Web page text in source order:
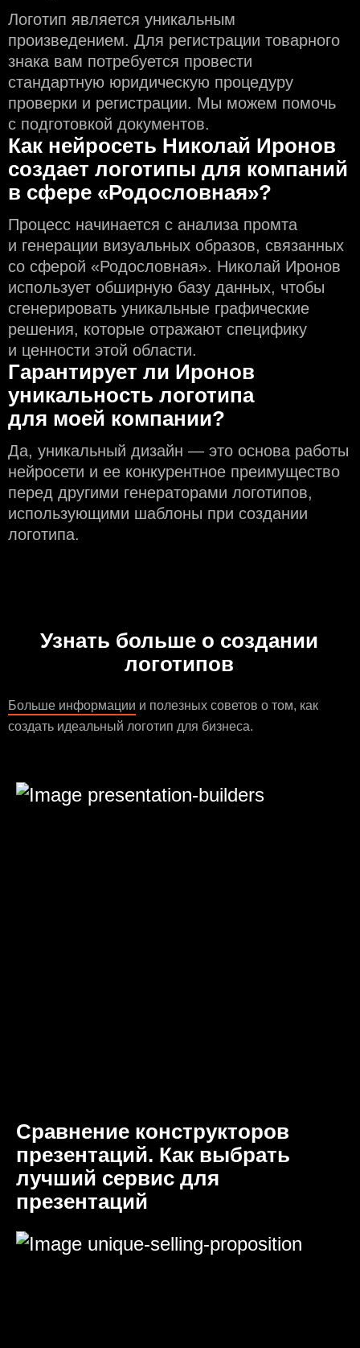
Логотип является уникальным
произведением. Для регистрации товарного
знака вам потребуется провести
стандартную юридическую процедуру
проверки и регистрации. Мы можем помочь
с подготовкой документов.
Как нейросеть Николай Иронов
создаeт логотипы для компаний
в сфере «Родословная»?
Процесс начинается с анализа промта
и генерации визуальных образов, связанных
со сферой «Родословная». Николай Иронов
использует обширную базу данных, чтобы
сгенерировать уникальные графические
решения, которые отражают специфику
и ценности этой области.
Гарантирует ли Иронов
уникальность логотипа
для моей компании?
Да, уникальный дизайн — это основа работы
нейросети и еe конкурентное преимущество
перед другими генераторами логотипов,
использующими шаблоны при создании
логотипа.
Узнать больше о создании
логотипов
Больше информации и полезных советов о том, как
создать идеальный логотип для бизнеса.
Сравнение конструкторов
презентаций. Как выбрать
лучший сервис для
презентаций